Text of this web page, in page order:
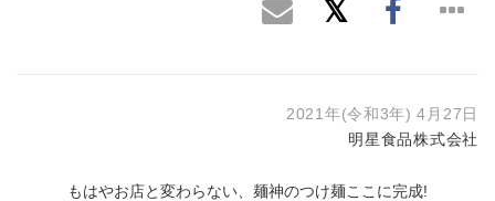
2021年(令和3年) 4月27日
明星食品株式会社
もはやお店と変わらない、麺神のつけ麺ここに完成!